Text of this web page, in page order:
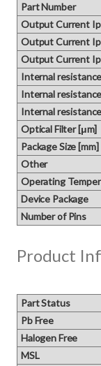
Part Number
Output Current Ip
Output Current Ip
Output Current Ip
Internal
Internal
Internal
Optical Filter [μm]
Package Size [mm]
Other
Operating
Device Package
Number of Pins
Product
Part Status
Pb Free
Halogen Free
MSL